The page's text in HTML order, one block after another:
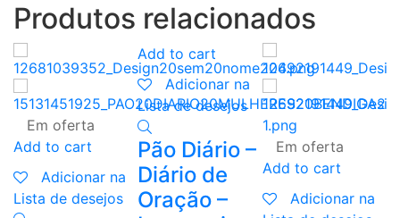
Produtos relacionados
Em oferta
Add to cart
Adicionar na
Lista de desejos
Add to cart
Adicionar na
Lista de desejos
Pão Diário –
Diário de
Oração –
Em oferta
Add to cart
Adicionar na